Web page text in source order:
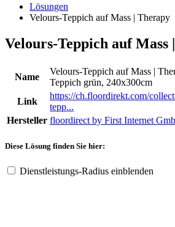
Lösungen
Velours-Teppich auf Mass | Therapy
Velours-Teppich auf Mass
Name
Velours-Teppich auf Mass |
Teppich grün, 240x300cm
Link
https://ch.floordirekt.com/
tepp...
Hersteller floordirect by First Internet
Diese Lösung finden Sie hier:
Dienstleistungs-Radius einblenden